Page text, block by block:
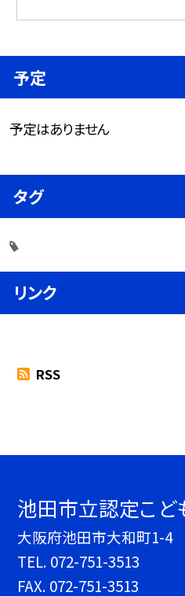
予定
予定はありません
タグ
リンク
RSS
池田市立認定こど
大阪府池田市大和町1-4
TEL. 072-751-3513
FAX. 072-751-3513